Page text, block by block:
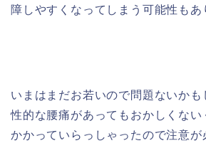
障しやすくなってしまう可能性もあ
いまはまだお若いので問題ないかも
性的な腰痛があってもおかしくない
かかっていらっしゃったので注意が